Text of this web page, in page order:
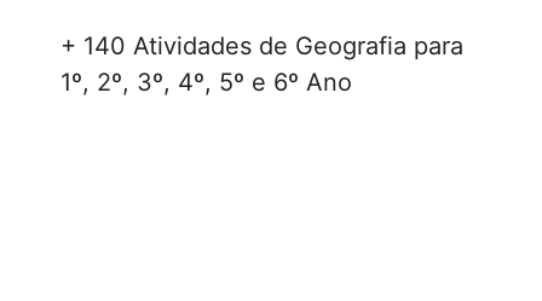
+ 140 Atividades de Geografia para
1º, 2º, 3º, 4º, 5º e 6º Ano